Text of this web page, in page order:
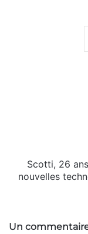
Scotti, 26
nouvelles
Un